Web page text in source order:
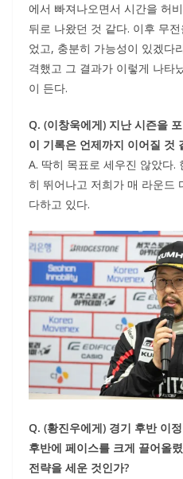
에서 빠져나오면서 시간을 허
뒤로 나왔던 것 같다. 이후 무
었고, 충분히 가능성이 있겠다
격했고 그 결과가 이렇게 나타
이 든다.
Q. (이창욱에게) 지난 시즌을
이 기록은 언제까지 이어질 것
A. 딱히 목표로 세우진 않았다.
히 뛰어나고 저희가 매 라운드
다하고 있다.
Q. (황진우에게) 경기 후반 이
후반에 페이스를 크게 끌어올
전략을 세운 것인가?